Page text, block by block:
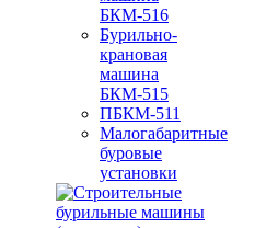
БКМ-516
Бурильно-
крановая
машина
БКМ-515
ПБКМ-511
Малогабаритные
буровые
установки